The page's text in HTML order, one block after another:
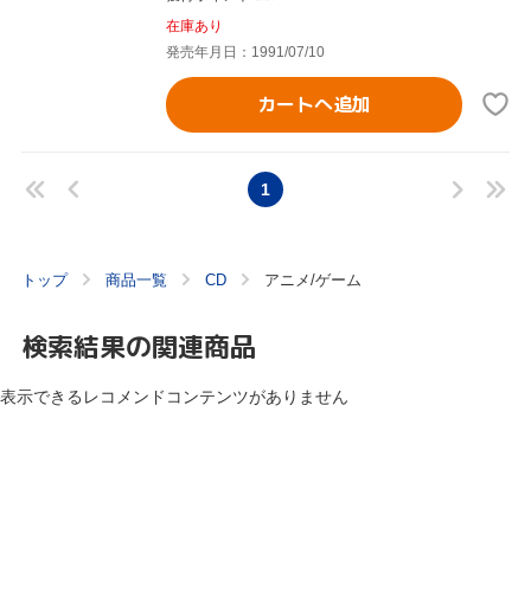
在庫あり
発売年月日：1991/07/10
カートへ追加
1
トップ 商品一覧 CD アニメ/ゲーム
検索結果の関連商品
表示できるレコメンドコンテンツがありません